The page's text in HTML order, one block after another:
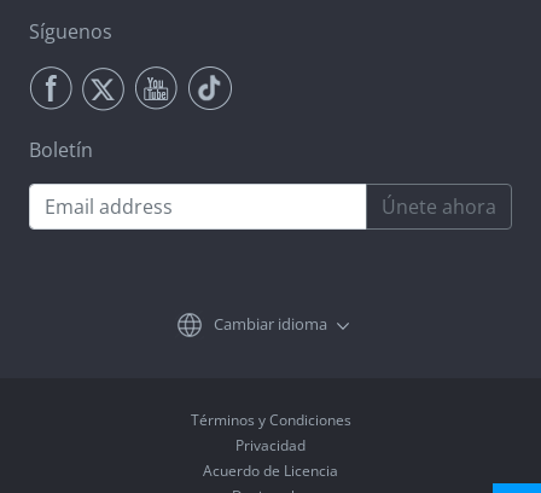
Síguenos
Boletín
Únete ahora
Cambiar idioma
Términos y Condiciones
Privacidad
Acuerdo de Licencia